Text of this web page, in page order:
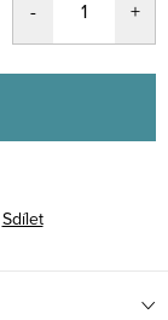
Sdílet